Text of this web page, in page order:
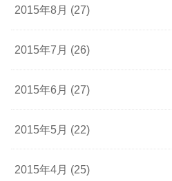
2015年8月 (27)
2015年7月 (26)
2015年6月 (27)
2015年5月 (22)
2015年4月 (25)